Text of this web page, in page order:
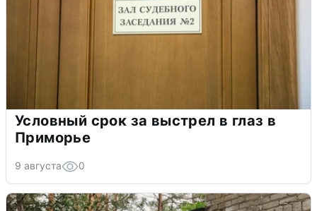
Условный срок за выстрел в глаз в
Приморье
9 августа 0